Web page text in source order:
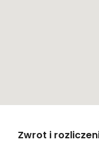
KROK PO KROKU
Zwrot i